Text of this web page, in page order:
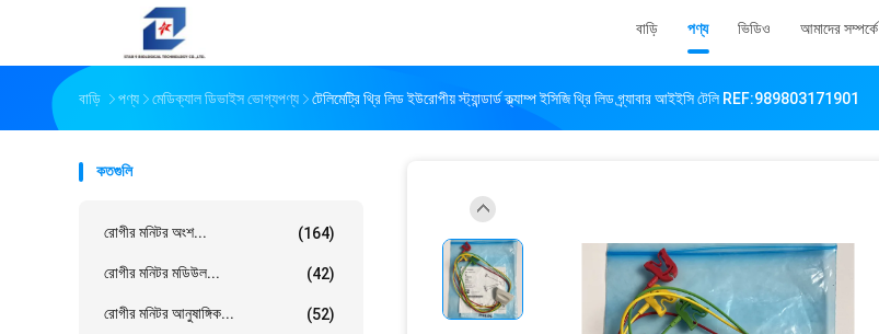
বাড়ি পণ্য ভিডিও আমাদের সম্পর্কে
বাড়ি পণ্য মেডিক্যাল ডিভাইস ভোগ্যপণ্য টেলিমেট্রি থ্রি লিড ইউরোপীয় স্ট্যান্ডার্ড ক্ল্যাম্প ইসিজি থ্রি লিড গ্র্যাবার আইইসি টেলি REF:989803171901
কতগুলি
রোগীর মনিটর অংশ... (164)
রোগীর মনিটর মডিউল... (42)
রোগীর মনিটর আনুষাঙ্গিক... (52)